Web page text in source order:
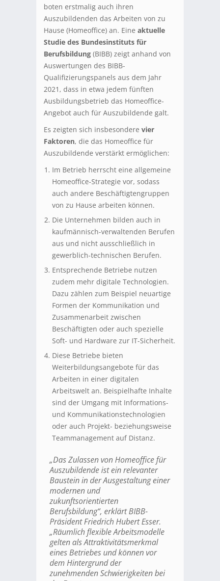
boten erstmalig auch ihren
Auszubildenden das Arbeiten von zu
Hause (Homeoffice) an. Eine aktuelle
Studie des Bundesinstituts für
Berufsbildung (BIBB) zeigt anhand von
Auswertungen des BIBB-
Qualifizierungspanels aus dem Jahr
2021, dass in etwa jedem fünften
Ausbildungsbetrieb das Homeoffice-
Angebot auch für Auszubildende galt.
Es zeigten sich insbesondere vier
Faktoren, die das Homeoffice für
Auszubildende verstärkt ermöglichen:
Im Betrieb herrscht eine allgemeine
Homeoffice-Strategie vor, sodass
auch andere Beschäftigtengruppen
von zu Hause arbeiten können.
Die Unternehmen bilden auch in
kaufmännisch-verwaltenden Berufen
aus und nicht ausschließlich in
gewerblich-technischen Berufen.
Entsprechende Betriebe nutzen
zudem mehr digitale Technologien.
Dazu zählen zum Beispiel neuartige
Formen der Kommunikation und
Zusammenarbeit zwischen
Beschäftigten oder auch spezielle
Soft- und Hardware zur IT-Sicherheit.
Diese Betriebe bieten
Weiterbildungsangebote für das
Arbeiten in einer digitalen
Arbeitswelt an. Beispielhafte Inhalte
sind der Umgang mit Informations-
und Kommunikationstechnologien
oder auch Projekt- beziehungsweise
Teammanagement auf Distanz.
„Das Zulassen von Homeoffice für
Auszubildende ist ein relevanter
Baustein in der Ausgestaltung einer
modernen und
zukunftsorientierten
Berufsbildung“, erklärt BIBB-
Präsident Friedrich Hubert Esser.
„Räumlich flexible Arbeitsmodelle
gelten als Attraktivitätsmerkmal
eines Betriebes und können vor
dem Hintergrund der
zunehmenden Schwierigkeiten bei